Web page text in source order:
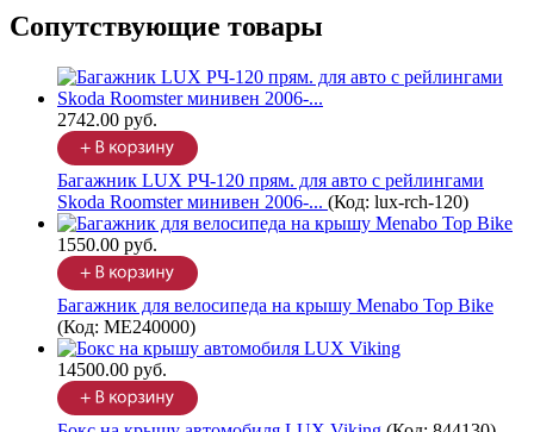
Сопутствующие товары
2742.00 руб.
Багажник LUX РЧ-120 прям. для авто с рейлингами
Skoda Roomster минивен 2006-... (Код: lux-rch-120)
1550.00 руб.
Багажник для велосипеда на крышу Menabo Top Bike
(Код: ME240000)
14500.00 руб.